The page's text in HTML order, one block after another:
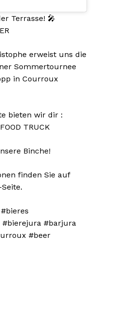
Terrasse! 🎤
erweist uns die
Sommertournee
in Courroux
bieten wir dir :
TRUCK
Binche!
finden Sie auf
#bierejura #barjura
#beer